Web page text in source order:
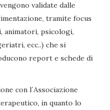
validate dalle
tramite focus
psicologi,
ecc..) che si
report e schede di
con l´Associazione
in quanto lo